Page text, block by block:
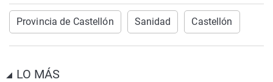
Provincia de Castellón Sanidad Castellón
LO MÁS